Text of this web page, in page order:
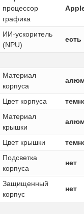
процессор
графика
ИИ-ускоритель
(NPU)
есть
Материал
корпуса
Цвет корпуса
Материал
крышки
Цвет крышки
Подсветка
корпуса
нет
Защищенный
корпус
нет